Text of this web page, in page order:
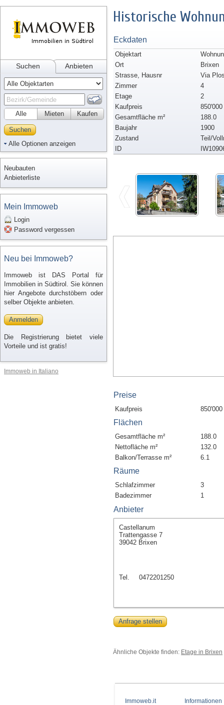
Suchen Anbieten
Alle Kaufen
Mieten
Suchen
Alle Optionen anzeigen
Neubauten
Anbieterliste
Mein Immoweb
Login
Password vergessen
Neu bei Immoweb?
Immoweb ist DAS Portal für
Immobilien in Südtirol. Sie können
hier Angebote durchstöbern oder
selber Objekte anbieten.
Anmelden
Die Registrierung bietet viele
Vorteile und ist gratis!
Immoweb in Italiano
Historische
Eckdaten
Objektart
Ort
Brixen
Strasse, Hausnr
Via
Zimmer
4
Etage
2
Kaufpreis
850'000
Gesamtfläche m²
188.0
Baujahr
1900
Zustand
Teil/
ID
Preise
Kaufpreis 850'000
Flächen
Gesamtfläche m²
188.0
Nettofläche m²
132.0
Balkon/Terrasse m²
6.1
Räume
Schlafzimmer
3
Badezimmer
1
Anbieter
Castellanum
Trattengasse 7
39042 Brixen
Tel. 0472201250
Anfrage stellen
Ähnliche Objekte finden: Etage in Brixen
Immoweb.it Informationen